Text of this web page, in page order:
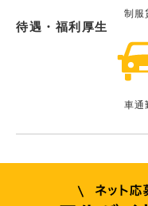
待遇・福利厚生
制服
車通